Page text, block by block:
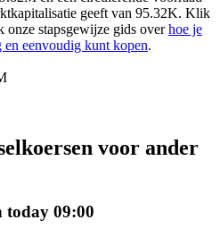
geeft van 95.32K. Klik
onze stapsgewijze gids overhoe je
eenvoudig kunt kopen.
voor ander
today 09:00